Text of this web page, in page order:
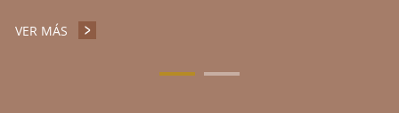
VER MÁS RESTAURANTE ATRIUM